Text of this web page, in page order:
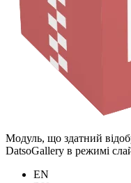
Модуль, що здатний
DatsoGallery в режимі
EN